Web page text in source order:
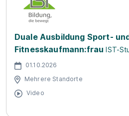
Duale Ausbildung Sport-
Fitnesskaufmann:frau IST-
01.10.2026
Mehrere Standorte
Video